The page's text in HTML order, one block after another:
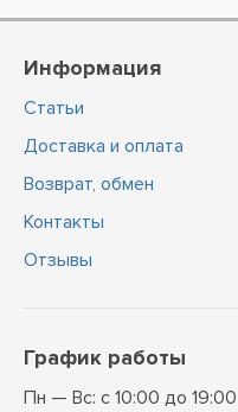
Информация
Статьи
Доставка и оплата
Возврат, обмен
Контакты
Отзывы
График работы
Пн — Вс: с 10:00 до 19:00